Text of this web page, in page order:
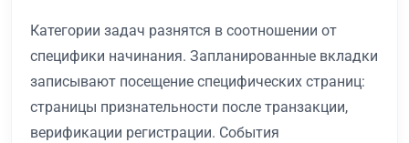
Категории задач разнятся в соотношении от
специфики начинания. Запланированные вкладки
записывают посещение специфических страниц:
страницы признательности после транзакции,
верификации регистрации. События